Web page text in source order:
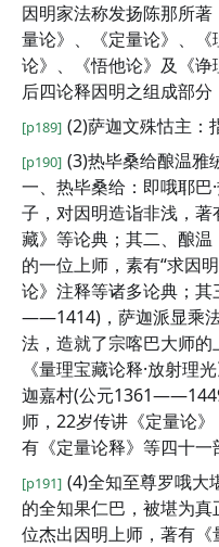
因明家法称发扬陈那所
量论》、《定量论》、
论》、《悟他论》及《诤
后四论释因明之组成部分
[p189] (2)萨迦文殊怙主：
[p190] (3)热毕桑给酿温雅
一、热毕桑给：即哦耶巴
子，对因明造诣非浅，
藏》等论典；其二、酿温
的一位上师，素有“求因
论》注释等诸多论典；
——1414)，萨迦派显乘
法，造就了宗喀巴大师
《量理宝藏论释·放射理
迦嘉村(公元
师，22岁传讲《定量论
有《定量论释》等四十一
[p191] (4)全知至尊罗哦大
的全知果仁巴，被堪为
位杰出因明上师，著有《